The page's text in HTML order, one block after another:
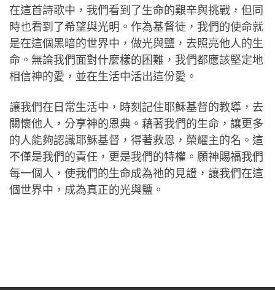
在這首詩歌中，我們看到了生命的艱辛與挑戰，但同
時也看到了希望與光明。作為基督徒，我們的使命就
是在這個黑暗的世界中，做光與鹽，去照亮他人的生
命。無論我們面對什麼樣的困難，我們都應該堅定地
相信神的愛，並在生活中活出這份愛。
讓我們在日常生活中，時刻記住耶穌基督的教導，去
關懷他人，分享神的恩典。藉著我們的生命，讓更多
的人能夠認識耶穌基督，得著救恩，榮耀主的名。這
不僅是我們的責任，更是我們的特權。願神賜福我們
每一個人，使我們的生命成為祂的見證，讓我們在這
個世界中，成為真正的光與鹽。